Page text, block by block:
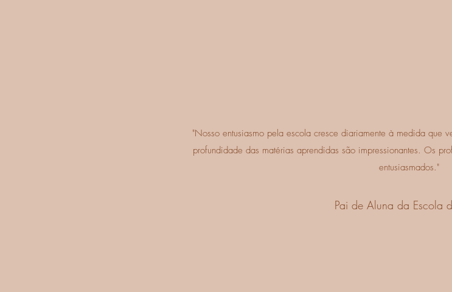
"Nosso entusiasmo pela escola cresce diariamente à medida que
profundidade das matérias aprendidas são impressionantes. Os
entusiasmados."
Pai de Aluna da Escola